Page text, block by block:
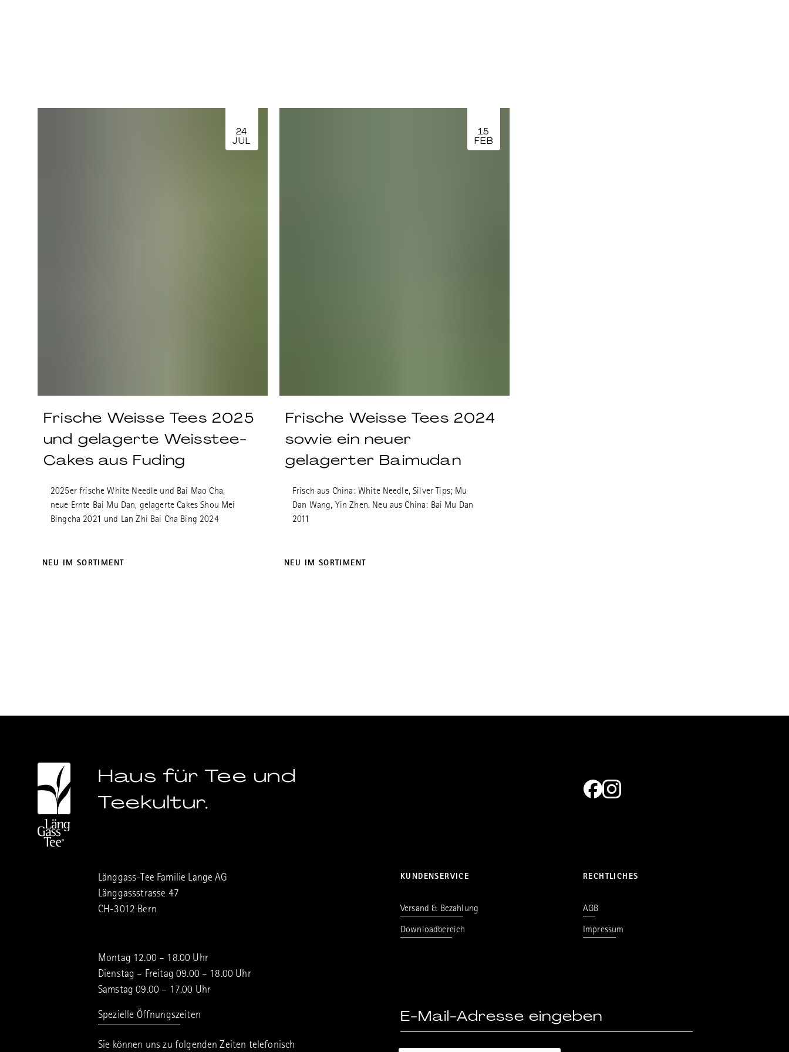
24
JUL
Frische Weisse Tees 2025
und gelagerte Weisstee-
Cakes aus Fuding
2025er frische White Needle und Bai Mao Cha,
neue Ernte Bai Mu Dan, gelagerte Cakes Shou Mei
Bingcha 2021 und Lan Zhi Bai Cha Bing 2024
NEU IM SORTIMENT
15
FEB
Frische Weisse Tees 2024
sowie ein neuer
gelagerter Baimudan
Frisch aus China: White Needle, Silver Tips; Mu
Dan Wang, Yin Zhen. Neu aus China: Bai Mu Dan
2011
NEU IM SORTIMENT
Haus für Tee und
Teekultur.
Länggass-Tee Familie Lange AG
Länggassstrasse 47
CH-3012 Bern
Montag 12.00 – 18.00 Uhr
Dienstag – Freitag 09.00 – 18.00 Uhr
Samstag 09.00 – 17.00 Uhr
Spezielle Öffnungszeiten
Sie können uns zu folgenden Zeiten telefonisch
KUNDENSERVICE
Versand & Bezahlung
Downloadbereich
RECHTLICHES
AGB
Impressum